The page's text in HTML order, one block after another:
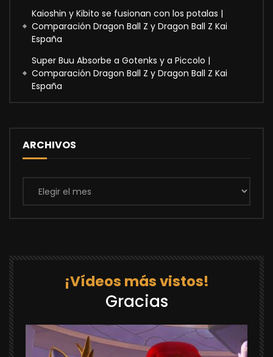
Kaioshin y Kibito se fusionan con los potalas |
Comparación Dragon Ball Z y Dragon Ball Z Kai
España
Super Buu Absorbe a Gotenks y a Piccolo |
Comparación Dragon Ball Z y Dragon Ball Z Kai
España
ARCHIVOS
Archivos
¡Vídeos más vistos!
Gracias